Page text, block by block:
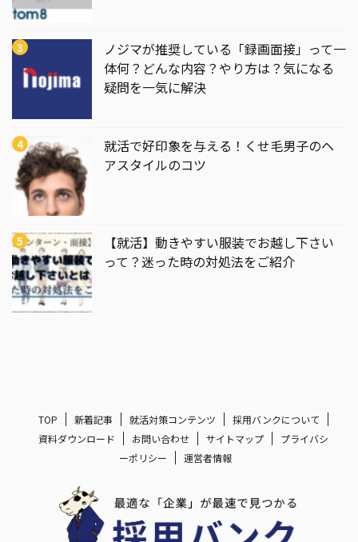
ノジマが推奨している「録画面接」って一
体何？どんな内容？やり方は？気になる
疑問を一気に解決
就活で好印象を与える！くせ毛男子のヘ
アスタイルのコツ
【就活】動きやすい服装でお越し下さい
って？迷った時の対処法をご紹介
TOP 新着記事 就活対策コンテンツ
採用バンクについて
資料ダウンロード
お問い合わせ サイトマップ
プライバシ
ーポリシー
運営者情報